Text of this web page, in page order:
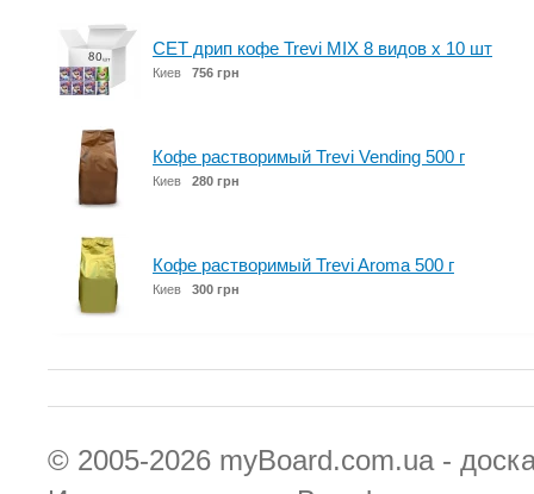
СЕТ дрип кофе Trevi MIX 8 видов x 10 шт
Киев 756 грн
Кофе растворимый Trevi Vending 500 г
Киев 280 грн
Кофе растворимый Trevi Aroma 500 г
Киев 300 грн
© 2005-2026 myBoard.com.ua -